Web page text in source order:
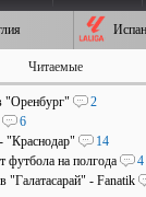
Читаемые
"Оренбург"
2
6
"Краснодар"
14
футбола на полгода
4
"Галатасарай" - Fanatik